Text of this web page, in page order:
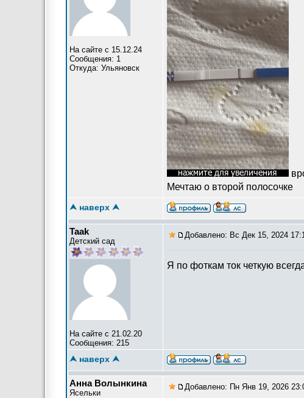
На сайте с 15.12.24
Сообщения: 1
Откуда: Ульяновск
Мечтаю о второй полосочке
⮝ наверх ⮝
Taak
Детский сад
На сайте с 21.02.20
Сообщения: 215
Добавлено: Вс Дек 15, 2024
Я по фоткам ток четкую
⮝ наверх ⮝
Анна Волынкина
Ясельки
Добавлено: Пн Янв 19, 2026